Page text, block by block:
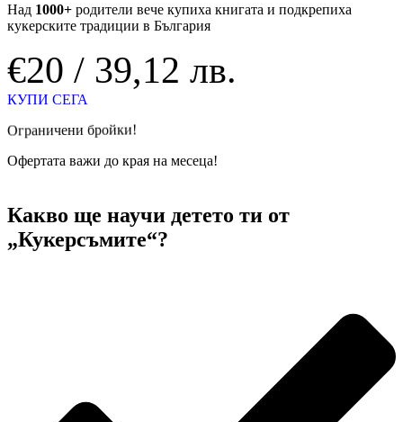
Над 1000+ родители вече купиха книгата и подкрепиха
кукерските традиции в България
€20 / 39,12 лв.
КУПИ СЕГА
Ограничени бройки!
Офертата важи до края на месеца!
Какво ще научи детето ти от
„Кукерсъмите“?